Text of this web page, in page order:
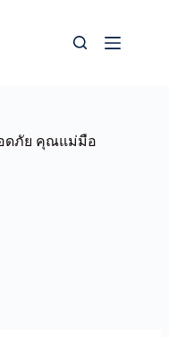
ดภัย คุณแม่มือ